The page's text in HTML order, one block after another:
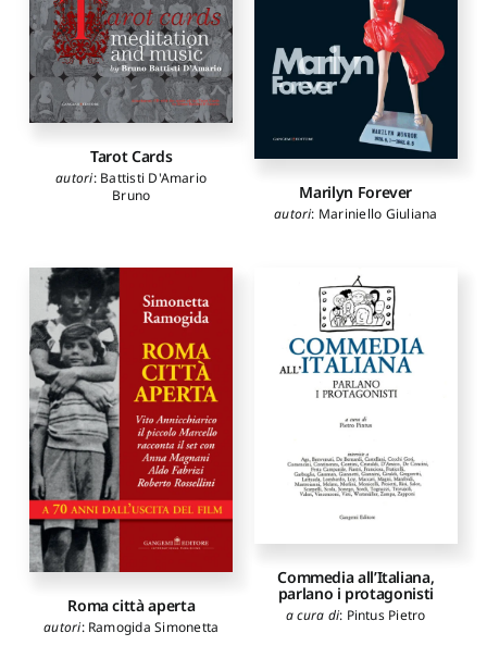
Tarot Cards
autori: Battisti D'Amario
Bruno
Marilyn Forever
autori: Mariniello Giuliana
Roma città aperta
autori: Ramogida Simonetta
Commedia all’Italiana,
parlano i protagonisti
a cura di: Pintus Pietro